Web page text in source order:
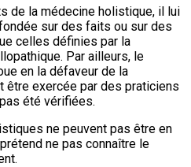
de la médecine holistique, il lui
sur des faits ou sur des
celles définies par la
Par ailleurs, le
en la défaveur de la
être exercée par des praticiens
été vérifiées.
ne peuvent pas être en
ne pas connaître le